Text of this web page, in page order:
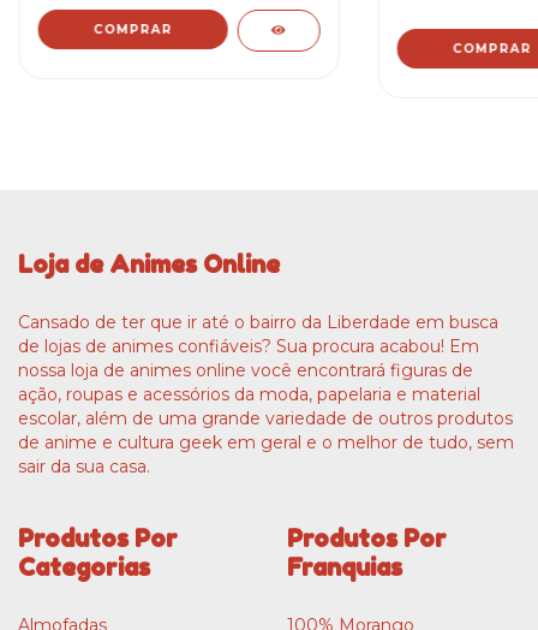
Loja de Animes Online
Cansado de ter que ir até o bairro da Liberdade em busca
de lojas de animes confiáveis? Sua procura acabou! Em
nossa loja de animes online você encontrará figuras de
ação, roupas e acessórios da moda, papelaria e material
escolar, além de uma grande variedade de outros produtos
de anime e cultura geek em geral e o melhor de tudo, sem
sair da sua casa.
Produtos Por
Categorias
Almofadas
Produtos Por
Franquias
100% Morango